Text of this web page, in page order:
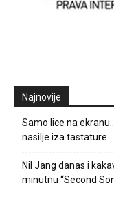
Najnovije
Samo lice na
nasilje iza tastature
Nil Jang danas i
minutnu “Second